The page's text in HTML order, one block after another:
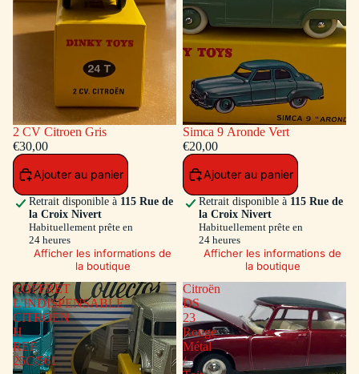
2 CV Citroen Gris
€30,00
Ajouter au panier
Retrait disponible à 115 Rue de
la Croix Nivert
Habituellement prête en
24 heures
Afficher les informations de
la boutique
Simca 9 Aronde Vert
€20,00
Ajouter au panier
Retrait disponible à 115 Rue de
la Croix Nivert
Habituellement prête en
24 heures
Afficher les informations de
la boutique
COFFRET
L'INDISPENSABLE
CITROEN
H
REF
25C/561
Citroën
DS
23
Rouge
Métal
/